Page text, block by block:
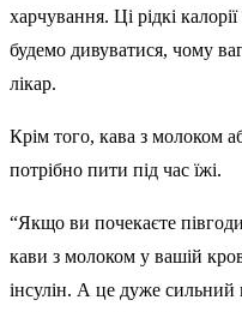
харчування. Ці рідкі
будемо дивуватися, чому
лікар.
Крім того, кава з молоком
потрібно пити під час їжі.
“Якщо ви почекаєте
кави з молоком у вашій
інсулін. А це дуже